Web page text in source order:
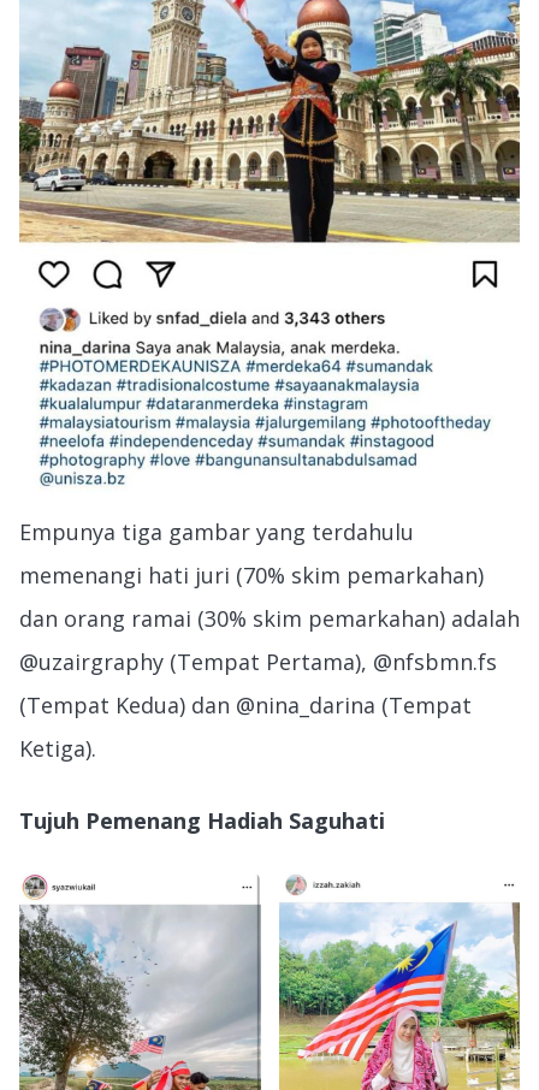
Empunya tiga gambar yang terdahulu
memenangi hati juri (70% skim pemarkahan)
dan orang ramai (30% skim pemarkahan) adalah
@uzairgraphy (Tempat Pertama), @nfsbmn.fs
(Tempat Kedua) dan @nina_darina (Tempat
Ketiga).
Tujuh Pemenang Hadiah Saguhati